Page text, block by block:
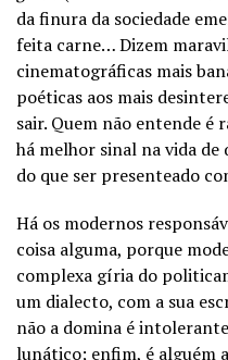
da finura da sociedade
feita carne… Dizem
cinematográficas mais
poéticas aos mais
sair. Quem não entende é
há melhor sinal na vida de
do que ser presenteado
Há os modernos
coisa alguma, porque
complexa gíria do
um dialecto, com a sua
não a domina é
lunático; enfim, é alguém